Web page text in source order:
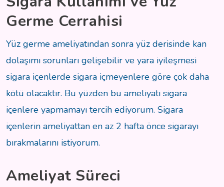
Germe Cerrahisi
Yüz germe ameliyatından sonra yüz derisinde kan
dolaşımı sorunları gelişebilir ve yara iyileşmesi
sigara içenlerde sigara içmeyenlere göre çok daha
kötü olacaktır. Bu yüzden bu ameliyatı sigara
içenlere yapmamayı tercih ediyorum. Sigara
içenlerin ameliyattan en az 2 hafta önce sigarayı
bırakmalarını istiyorum.
Ameliyat Süreci